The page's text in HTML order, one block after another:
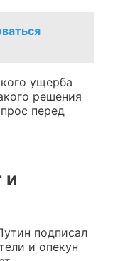
ущерба
решения
перед
и
подписал
и опекун